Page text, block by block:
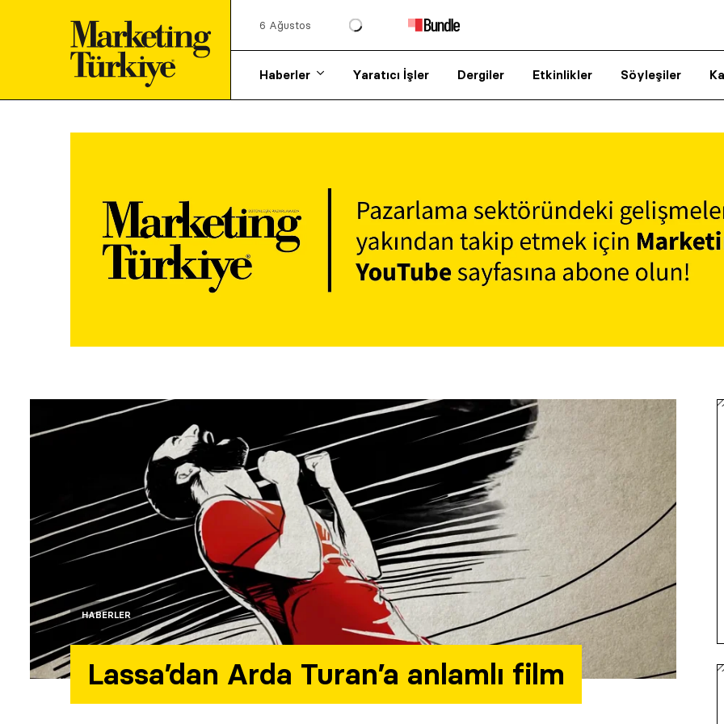
6 Ağustos
Haberler Yaratıcı İşler Dergiler Etkinlikler Söyleşiler
HABERLER
Lassa’dan Arda Turan’a anlamlı film